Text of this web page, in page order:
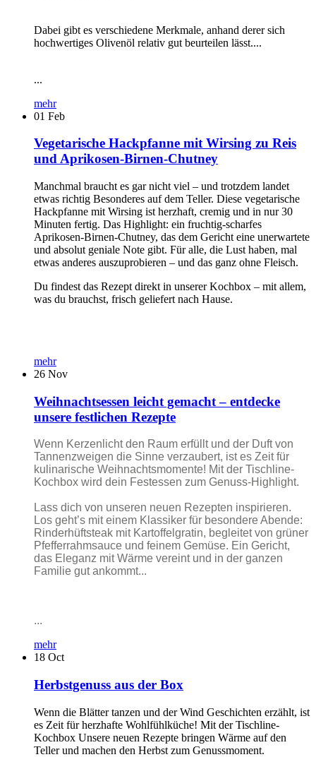
Dabei gibt es verschiedene Merkmale, anhand derer sich
hochwertiges Olivenöl relativ gut beurteilen lässt....
...
mehr
01 Feb
Vegetarische Hackpfanne mit Wirsing zu Reis
und Aprikosen-Birnen-Chutney
Manchmal braucht es gar nicht viel – und trotzdem landet
etwas richtig Besonderes auf dem Teller. Diese vegetarische
Hackpfanne mit Wirsing ist herzhaft, cremig und in nur 30
Minuten fertig. Das Highlight: ein fruchtig-scharfes
Aprikosen-Birnen-Chutney, das dem Gericht eine unerwartete
und absolut geniale Note gibt. Für alle, die Lust haben, mal
etwas anderes auszuprobieren – und das ganz ohne Fleisch.
Du findest das Rezept direkt in unserer Kochbox – mit allem,
was du brauchst, frisch geliefert nach Hause.
mehr
26 Nov
Weihnachtsessen leicht gemacht – entdecke
unsere festlichen Rezepte
Wenn Kerzenlicht den Raum erfüllt und der Duft von
Tannenzweigen die Sinne verzaubert, ist es Zeit für
kulinarische Weihnachtsmomente! Mit der Tischline-
Kochbox wird dein Festessen zum Genuss-Highlight.
Lass dich von unseren neuen Rezepten inspirieren.
Los geht’s mit einem Klassiker für besondere Abende:
Rinderhüftsteak mit Kartoffelgratin, begleitet von grüner
Pfefferrahmsauce und feinem Gemüse. Ein Gericht,
das Eleganz mit Wärme vereint und in der ganzen
Familie gut ankommt...
...
mehr
18 Oct
Herbstgenuss aus der Box
Wenn die Blätter tanzen und der Wind Geschichten erzählt, ist
es Zeit für herzhafte Wohlfühlküche! Mit der Tischline-
Kochbox Unsere neuen Rezepte bringen Wärme auf den
Teller und machen den Herbst zum Genussmoment.